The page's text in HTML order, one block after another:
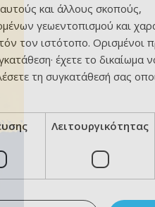
και άλλους σκοπούς,
γεωεντοπισμού και
τον ιστότοπο. Ορισμένοι
έχετε το δικαίωμα
τη συγκατάθεσή σας
Λειτουργικότητας